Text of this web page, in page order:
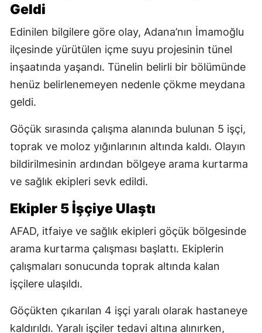
Geldi
Edinilen bilgilere göre olay, Adana’nın İmamoğlu
ilçesinde yürütülen içme suyu projesinin tünel
inşaatında yaşandı. Tünelin belirli bir bölümünde
henüz belirlenemeyen nedenle çökme meydana
geldi.
Göçük sırasında çalışma alanında bulunan 5 işçi,
toprak ve moloz yığınlarının altında kaldı. Olayın
bildirilmesinin ardından bölgeye arama kurtarma
ve sağlık ekipleri sevk edildi.
Ekipler 5 İşçiye Ulaştı
AFAD, itfaiye ve sağlık ekipleri göçük bölgesinde
arama kurtarma çalışması başlattı. Ekiplerin
çalışmaları sonucunda toprak altında kalan
işçilere ulaşıldı.
Göçükten çıkarılan 4 işçi yaralı olarak hastaneye
kaldırıldı. Yaralı işçiler tedavi altına alınırken,